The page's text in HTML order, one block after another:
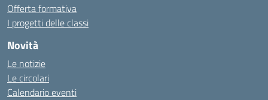
Offerta formativa
I progetti delle classi
Novità
Le notizie
Le circolari
Calendario eventi